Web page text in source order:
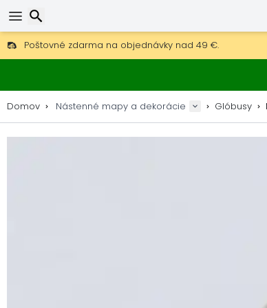
Poštovné zdarma na objednávky nad 49 €.
30 dní na vrátenie, 90 dní na drevené mapy a
Originálny výrobca máp a dekorácií.
Domov Nástenné mapy a dekorácie Glóbusy